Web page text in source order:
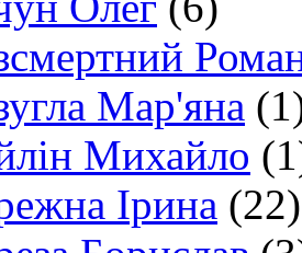
Мар'яна
Михайло
Ірина (22)